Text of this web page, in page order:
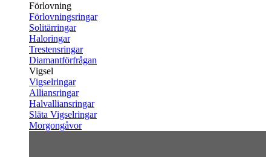
Förlovning
Förlovningsringar
Solitärringar
Haloringar
Trestensringar
Diamantförfrågan
Vigsel
Vigselringar
Alliansringar
Halvalliansringar
Släta Vigselringar
Morgongåvor